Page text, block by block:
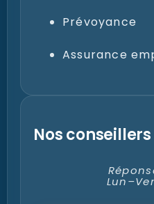
Prévoyance
Assurance
Nos